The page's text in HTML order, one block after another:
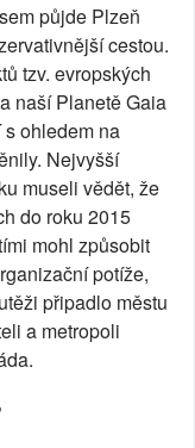
půjde Plzeň
cestou.
tzv. evropských
naší Planetě Gaia
ohledem na
Nejvyšší
museli vědět, že
do roku 2015
mohl způsobit
potíže,
připadlo městu
a metropoli